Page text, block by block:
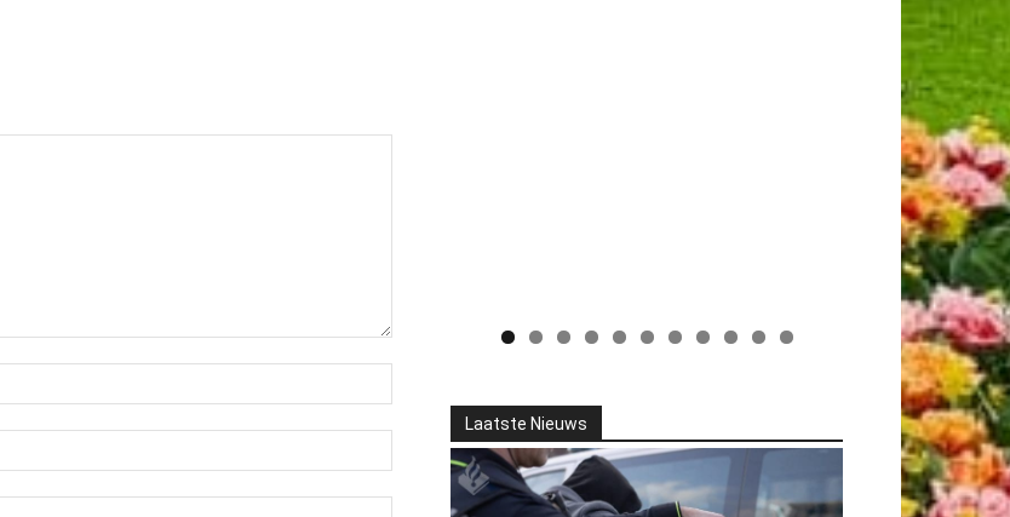
Laatste Nieuws